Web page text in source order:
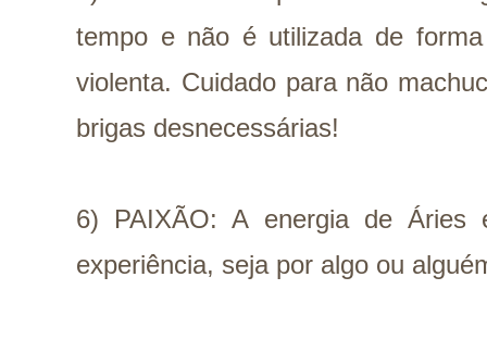
tempo e não é utilizada de
violenta. Cuidado para não
brigas desnecessárias!
6) PAIXÃO: A energia de Áries
experiência, seja por algo ou